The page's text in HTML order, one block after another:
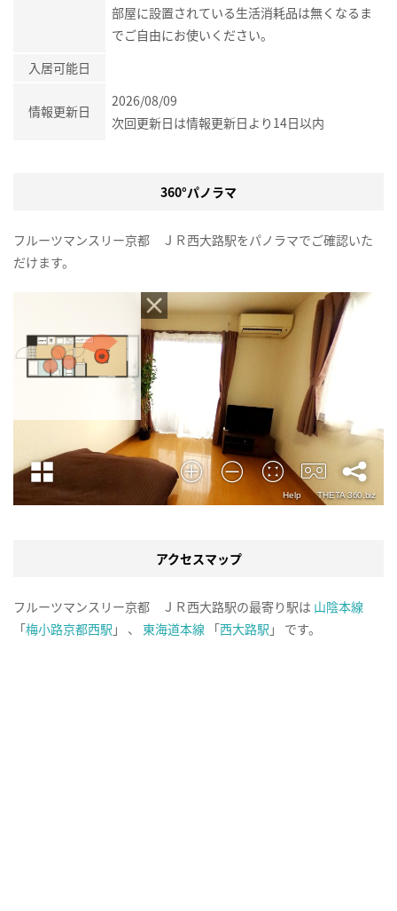
部屋に設置されている生活消耗品は無くなるま
でご自由にお使いください。
入居可能日
情報更新日
2026/08/09
次回更新日は情報更新日より14日以内
360°パノラマ
フルーツマンスリー京都 ＪＲ西大路駅をパノラマでご確認いた
だけます。
アクセスマップ
フルーツマンスリー京都 ＪＲ西大路駅の最寄り駅は 山陰本線
「梅小路京都西駅 」 、 東海道本線 「西大路駅 」 です。